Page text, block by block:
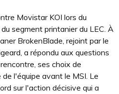
Movistar KOI lors du
segment printanier du LEC. À
BrokenBlade, rejoint par le
a répondu aux questions
ses choix de
l'équipe avant le MSI. Le
sur l'action décisive qui a